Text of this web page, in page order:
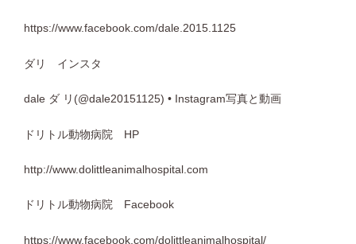
https://www.facebook.com/dale.2015.1125
ダリ インスタ
dale ダ リ (@dale20151125) • Instagram写真と動画
ドリトル動物病院 HP
http://www.dolittleanimalhospital.com
ドリトル動物病院 Facebook
https://www.facebook.com/dolittleanimalhospital/